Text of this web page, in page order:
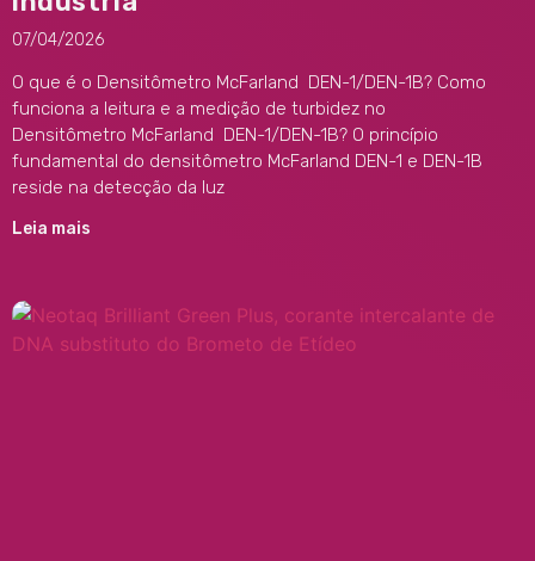
07/04/2026
O que é o Densitômetro McFarland DEN-1/DEN-1B? Como
funciona a leitura e a medição de turbidez no
Densitômetro McFarland DEN-1/DEN-1B? O princípio
fundamental do densitômetro McFarland DEN-1 e DEN-1B
reside na detecção da luz
Leia mais